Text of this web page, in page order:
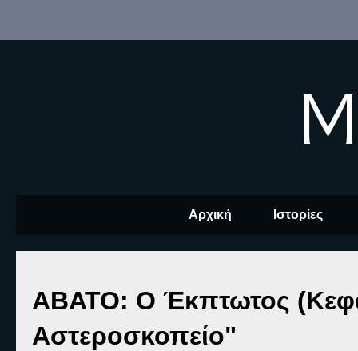
Αρχική Ιστορίες
ΑΒΑΤΟ: Ο Έκπτωτος
Αστεροσκοπείο"